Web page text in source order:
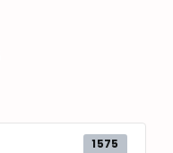
1575